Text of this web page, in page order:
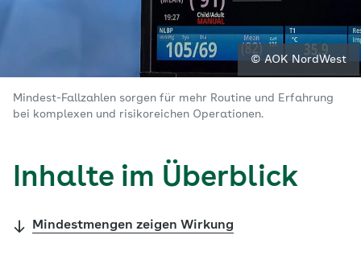
© AOK NordWest
Mindest-Fallzahlen sorgen für mehr Routine und Erfahrung
bei komplexen und risikoreichen Operationen.
Inhalte im Überblick
Mindestmengen zeigen Wirkung